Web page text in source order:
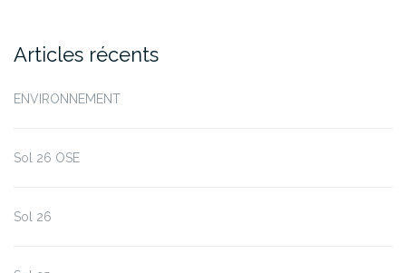
Articles récents
ENVIRONNEMENT
Sol 26 OSE
Sol 26